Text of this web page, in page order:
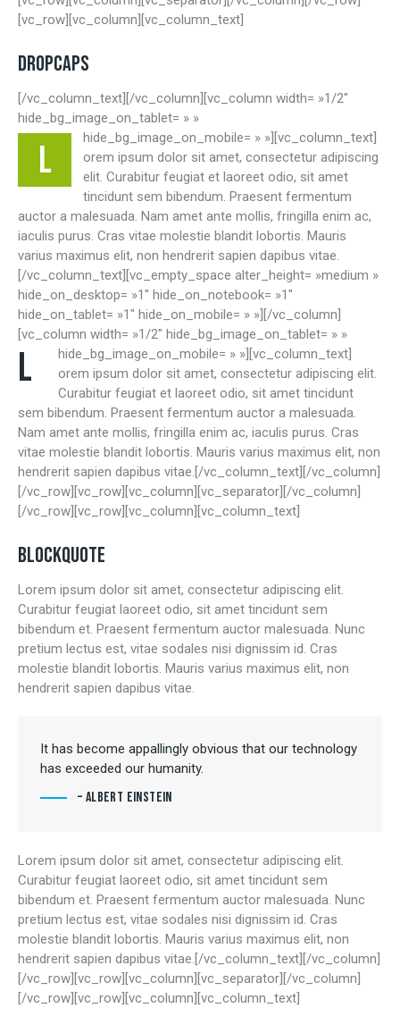
[vc_row][vc_column][vc_column_text]
DROPCAPS
[/vc_column_text][/vc_column][vc_column width= »1/2″
hide_bg_image_on_tablet= » »
hide_bg_image_on_mobile= » »][vc_column_text]
L
orem ipsum dolor sit amet, consectetur adipiscing
elit. Curabitur feugiat et laoreet odio, sit amet
tincidunt sem bibendum. Praesent fermentum
auctor a malesuada. Nam amet ante mollis, fringilla enim ac,
iaculis purus. Cras vitae molestie blandit lobortis. Mauris
varius maximus elit, non hendrerit sapien dapibus vitae.
[/vc_column_text][vc_empty_space alter_height= »medium »
hide_on_desktop= »1″ hide_on_notebook= »1″
hide_on_tablet= »1″ hide_on_mobile= » »][/vc_column]
[vc_column width= »1/2″ hide_bg_image_on_tablet= » »
hide_bg_image_on_mobile= » »][vc_column_text]
L
orem ipsum dolor sit amet, consectetur adipiscing elit.
Curabitur feugiat et laoreet odio, sit amet tincidunt
sem bibendum. Praesent fermentum auctor a malesuada.
Nam amet ante mollis, fringilla enim ac, iaculis purus. Cras
vitae molestie blandit lobortis. Mauris varius maximus elit, non
hendrerit sapien dapibus vitae.[/vc_column_text][/vc_column]
[/vc_row][vc_row][vc_column][vc_separator][/vc_column]
[/vc_row][vc_row][vc_column][vc_column_text]
BLOCKQUOTE
Lorem ipsum dolor sit amet, consectetur adipiscing elit.
Curabitur feugiat laoreet odio, sit amet tincidunt sem
bibendum et. Praesent fermentum auctor malesuada. Nunc
pretium lectus est, vitae sodales nisi dignissim id. Cras
molestie blandit lobortis. Mauris varius maximus elit, non
hendrerit sapien dapibus vitae.
It has become appallingly obvious that our technology
has exceeded our humanity.
– Albert Einstein
Lorem ipsum dolor sit amet, consectetur adipiscing elit.
Curabitur feugiat laoreet odio, sit amet tincidunt sem
bibendum et. Praesent fermentum auctor malesuada. Nunc
pretium lectus est, vitae sodales nisi dignissim id. Cras
molestie blandit lobortis. Mauris varius maximus elit, non
hendrerit sapien dapibus vitae.[/vc_column_text][/vc_column]
[/vc_row][vc_row][vc_column][vc_separator][/vc_column]
[/vc_row][vc_row][vc_column][vc_column_text]